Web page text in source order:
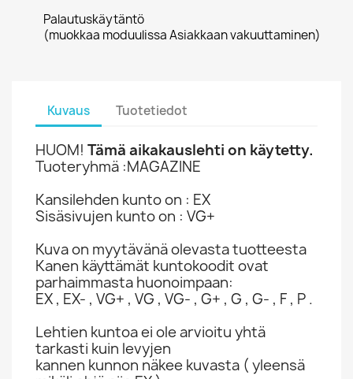
Palautuskäytäntö
(muokkaa moduulissa Asiakkaan vakuuttaminen)
Kuvaus Tuotetiedot
HUOM! Tämä aikakauslehti on käytetty.
Tuoteryhmä :MAGAZINE
Kansilehden kunto on : EX
Sisäsivujen kunto on : VG+
Kuva on myytävänä olevasta tuotteesta
Kanen käyttämät kuntokoodit ovat
parhaimmasta huonoimpaan:
EX , EX- , VG+ , VG , VG- , G+ , G , G- , F , P .
Lehtien kuntoa ei ole arvioitu yhtä
tarkasti kuin levyjen
kannen kunnon näkee kuvasta ( yleensä